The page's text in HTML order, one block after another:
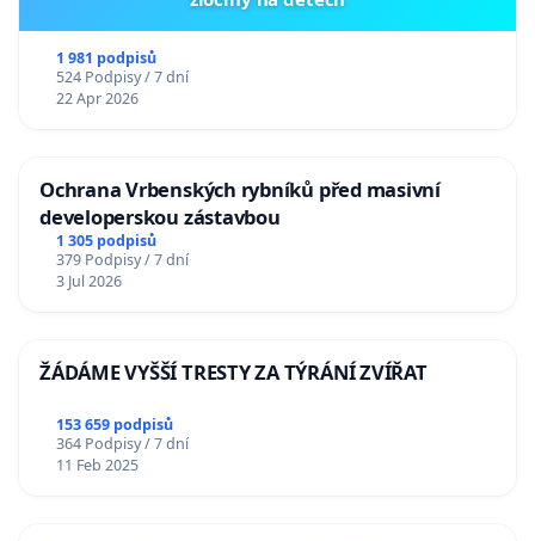
1 981 podpisů
524 Podpisy / 7 dní
22 Apr 2026
Ochrana Vrbenských rybníků před masivní
developerskou zástavbou
1 305 podpisů
379 Podpisy / 7 dní
3 Jul 2026
ŽÁDÁME VYŠŠÍ TRESTY ZA TÝRÁNÍ ZVÍŘAT
153 659 podpisů
364 Podpisy / 7 dní
11 Feb 2025